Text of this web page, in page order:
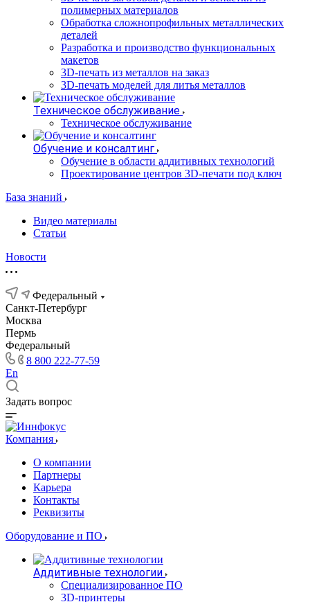
полимерных материалов
Обработка сложнопрофильных металлических
деталей
Разработка и производство функциональных
макетов
3D-печать из металлов на заказ
3D-печать моделей для литья металлов
Техническое обслуживание
Техническое обслуживание
Обучение и консалтинг
Обучение в области аддитивных технологий
Проектирование центров 3D-печати под ключ
База знаний
Видео материалы
Статьи
Новости
Федеральный
Санкт-Петербург
Москва
Пермь
Федеральный
8 800 222-77-59
En
Задать вопрос
Компания
О компании
Партнеры
Карьера
Контакты
Реквизиты
Оборудование и ПО
Аддитивные технологии
Специализированное ПО
3D-принтеры